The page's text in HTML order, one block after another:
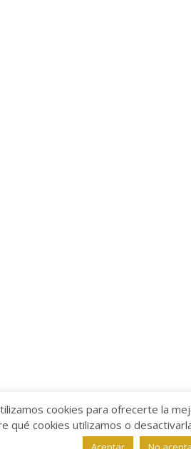
Aviso legal/Política de
cookies para ofrecerte la
qué cookies utilizamos o